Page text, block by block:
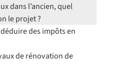
dans l’ancien, quel
le projet ?
des impôts en
de rénovation de